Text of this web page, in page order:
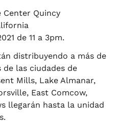
Center Quincy
de 11 a 3pm.
distribuyendo a más de
de las ciudades de
Mills, Lake Almanar,
East Comcow,
llegarán hasta la unidad